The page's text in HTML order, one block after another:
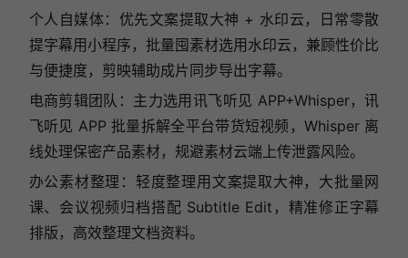
个人自媒体：优先文案提取大神 + 水印云，日常零散
提字幕用小程序，批量囤素材选用水印云，兼顾性价比
与便捷度，剪映辅助成片同步导出字幕。
电商剪辑团队：主力选用讯飞听见 APP+Whisper，讯
飞听见 APP 批量拆解全平台带货短视频，Whisper 离
线处理保密产品素材，规避素材云端上传泄露风险。
办公素材整理：轻度整理用文案提取大神，大批量网
课、会议视频归档搭配 Subtitle Edit，精准修正字幕
排版，高效整理文档资料。